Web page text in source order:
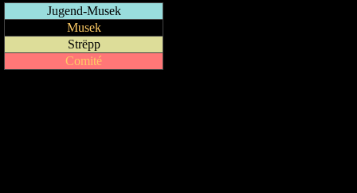
Jugend-Musek
Musek
Strëpp
Comité